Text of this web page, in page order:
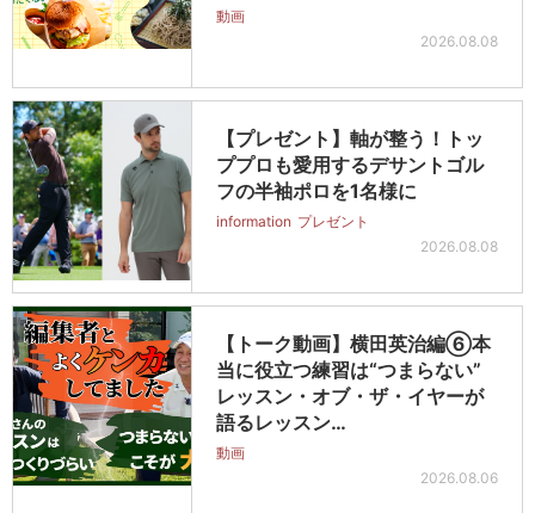
動画
2026.08.08
【プレゼント】軸が整う！トッ
ププロも愛用するデサントゴル
フの半袖ポロを1名様に
information プレゼント
2026.08.08
【トーク動画】横田英治編⑥本
当に役立つ練習は“つまらない”
レッスン・オブ・ザ・イヤーが
語るレッスン…
動画
2026.08.06